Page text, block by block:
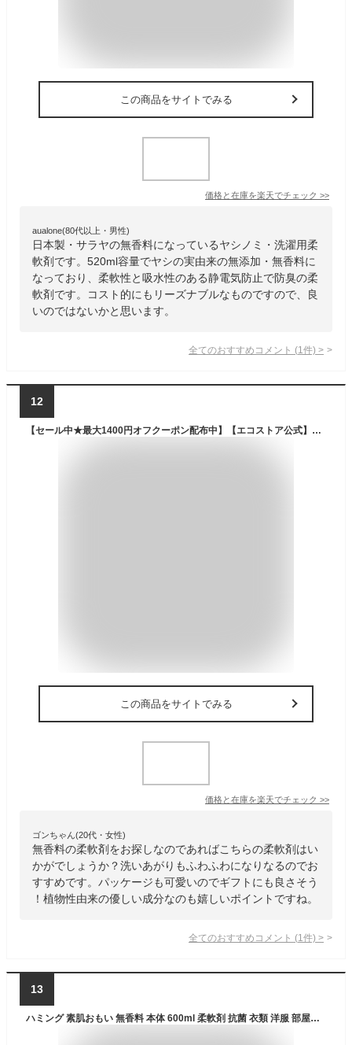
この商品をサイトでみる
価格と在庫を楽天でチェック >>
aualone(80代以上・男性)
日本製・サラヤの無香料になっているヤシノミ・洗濯用柔
軟剤です。520ml容量でヤシの実由来の無添加・無香料に
なっており、柔軟性と吸水性のある静電気防止で防臭の柔
軟剤です。コスト的にもリーズナブルなものですので、良
いのではないかと思います。
全てのおすすめコメント (1 件) >
12
【セール中★最大1400円オフクーポン配布中】【エコストア公式】ecostore ファブリックソフナー 無香料 1L / 柔軟剤 液体 ウルトラセンシティブシリーズ 低刺激 植物由来 花粉対策 敏感肌 肌にやさしい 梅雨 部屋干し ベビー 赤ちゃん
この商品をサイトでみる
価格と在庫を楽天でチェック >>
ゴンちゃん(20代・女性)
無香料の柔軟剤をお探しなのであればこちらの柔軟剤はい
かがでしょうか？洗いあがりもふわふわになりなるのでお
すすめです。パッケージも可愛いのでギフトにも良さそう
！植物性由来の優しい成分なのも嬉しいポイントですね。
全てのおすすめコメント (1 件) >
13
ハミング 素肌おもい 無香料 本体 600ml 柔軟剤 抗菌 衣類 洋服 部屋干し 洗濯 洗剤 防臭 ニオイ 静電気 ダメージケア 花粉 無添加 赤ちゃん ベビー KAO 花王